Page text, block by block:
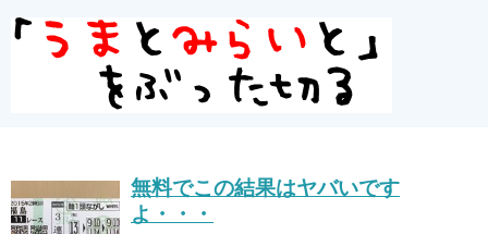
無料でこの結果はヤバいです
よ・・・